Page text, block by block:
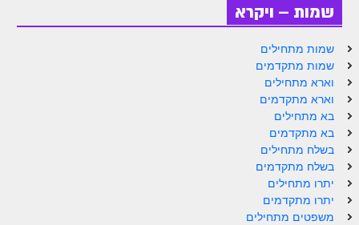
הזוהר הקדוש ויגש מתקדמים
הזוהר הקדוש ויחי מתחילים
הזוהר הקדוש ויחי מתקדמים
ספר הזוהר – שמות
הזוהר הקדוש שמות מתחילים
הזוהר הקדוש שמות מתקדמים
הזוהר הקדוש וארא מתחילים
שמות – ויקרא
שמות מתחילים
שמות מתקדמים
וארא מתחילים
וארא מתקדמים
בא מתחילים
בא מתקדמים
בשלח מתחילים
בשלח מתקדמים
יתרו מתחילים
יתרו מתקדמים
משפטים מתחילים